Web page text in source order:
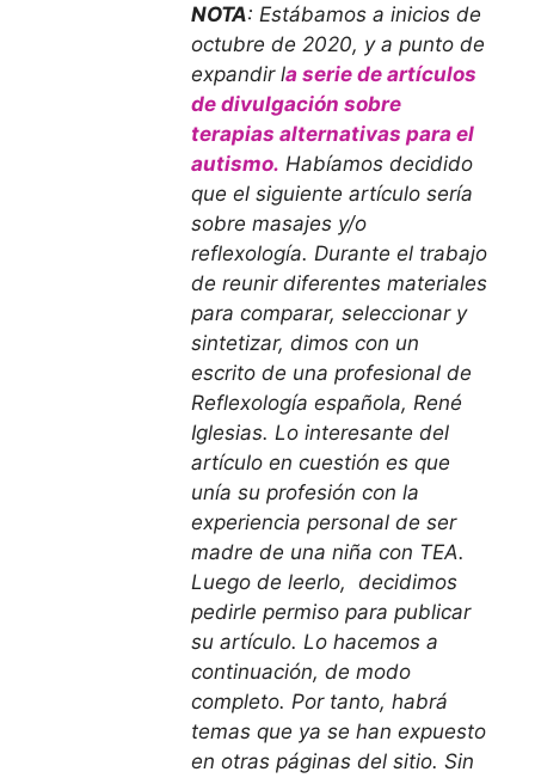
NOTA: Estábamos a inicios de
octubre de 2020, y a punto de
expandir la serie de artículos
de divulgación sobre
terapias alternativas para el
autismo. Habíamos decidido
que el siguiente artículo sería
sobre masajes y/o
reflexología. Durante el trabajo
de reunir diferentes materiales
para comparar, seleccionar y
sintetizar, dimos con un
escrito de una profesional de
Reflexología española, René
Iglesias. Lo interesante del
artículo en cuestión es que
unía su profesión con la
experiencia personal de ser
madre de una niña con TEA.
Luego de leerlo, decidimos
pedirle permiso para publicar
su artículo. Lo hacemos a
continuación, de modo
completo. Por tanto, habrá
temas que ya se han expuesto
en otras páginas del sitio. Sin